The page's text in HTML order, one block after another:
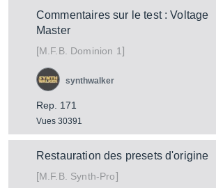
Commentaires sur le test : Voltage
Master
[M.F.B. Dominion 1]
Rep. 171
Vues 30391
synthwalker
Restauration des presets d'origine
[M.F.B. Synth-Pro]